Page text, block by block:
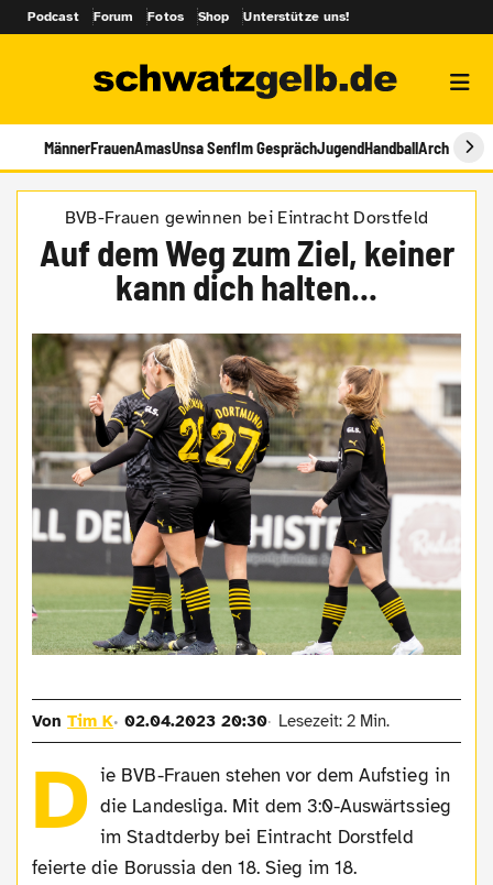
Podcast Forum Fotos Shop Unterstütze uns!
MännerFrauenAmasUnsa SenfIm GesprächJugendHandballArchiv
BVB-Frauen gewinnen bei Eintracht Dorstfeld
Auf dem Weg zum Ziel, keiner
kann dich halten...
VonTim K 02.04.2023 20:30 Lesezeit: 2 Min.
D ie BVB-Frauen stehen vor dem Aufstieg in
die Landesliga. Mit dem 3:0-Auswärtssieg
im Stadtderby bei Eintracht Dorstfeld
feierte die Borussia den 18. Sieg im 18.